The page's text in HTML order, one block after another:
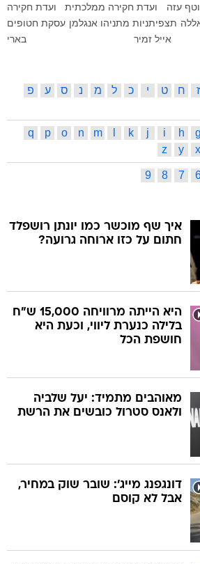
עזה ועדת חקירה ממלכתית
ועדת חקירה
תצפיתניות מתניהו אנגלמן עסקת חטופים
אייל זמיר בארי
ז ח ט י כ ל מ נ ס ע
פ
g
h
i
j
k
m
n
o
p
q
x
y
z
7
8
9
איך שף מוכשר כמו יונתן רושפלד
חתום על כזו ארוחה גרועה?
היא הייתה מרוויחה 15,000 ש"ח
בלילה כנערת ליווי, וכעת היא
חושפת הכל
מאוהבים מתמיד: יעל שלביה
ולאנס סטרול כובשים את הרשת
דונגפנג מייג': שובר שוק במחיר,
אבל לא קוסם